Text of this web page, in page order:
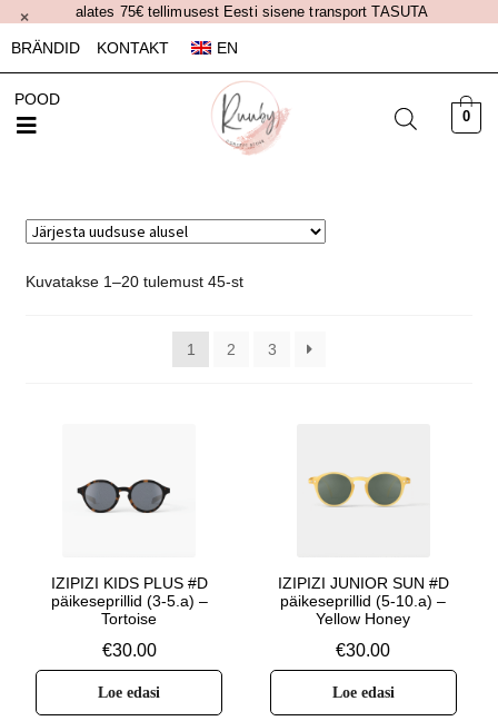
alates 75€ tellimusest Eesti sisene transport TASUTA
×
BRÄNDID
KONTAKT EN
POOD
0
Kuvatakse 1–20 tulemust 45-st
1 2 3
IZIPIZI KIDS PLUS #D
päikeseprillid (3-5.a) –
Tortoise
€30.00
Loe edasi
IZIPIZI JUNIOR SUN #D
päikeseprillid (5-10.a) –
Yellow Honey
€30.00
Loe edasi